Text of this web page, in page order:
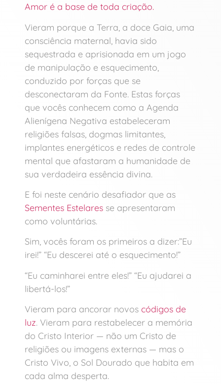
Amor é a base de toda criação.
Vieram porque a Terra, a doce Gaia, uma
consciência maternal, havia sido
sequestrada e aprisionada em um jogo
de manipulação e esquecimento,
conduzido por forças que se
desconectaram da Fonte. Estas forças
que vocês conhecem como a Agenda
Alienígena Negativa estabeleceram
religiões falsas, dogmas limitantes,
implantes energéticos e redes de controle
mental que afastaram a humanidade de
sua verdadeira essência divina.
E foi neste cenário desafiador que as
Sementes Estelares se apresentaram
como voluntárias.
Sim, vocês foram os primeiros a dizer:”Eu
irei!” “Eu descerei até o esquecimento!”
“Eu caminharei entre eles!” “Eu ajudarei a
libertá-los!”
Vieram para ancorar novos códigos de
luz. Vieram para restabelecer a memória
do Cristo Interior — não um Cristo de
religiões ou imagens externas — mas o
Cristo Vivo, o Sol Dourado que habita em
cada alma desperta.